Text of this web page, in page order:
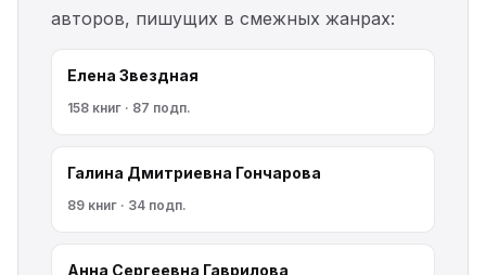
авторов, пишущих в смежных жанрах:
Елена Звездная
158 книг · 87 подп.
Галина Дмитриевна Гончарова
89 книг · 34 подп.
Анна Сергеевна Гаврилова